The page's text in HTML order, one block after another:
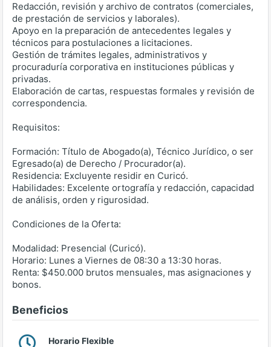
Redacción, revisión y archivo de contratos (comerciales,
de prestación de servicios y laborales).
Apoyo en la preparación de antecedentes legales y
técnicos para postulaciones a licitaciones.
Gestión de trámites legales, administrativos y
procuraduría corporativa en instituciones públicas y
privadas.
Elaboración de cartas, respuestas formales y revisión de
correspondencia.
Requisitos:
Formación: Título de Abogado(a), Técnico Jurídico, o ser
Egresado(a) de Derecho / Procurador(a).
Residencia: Excluyente residir en Curicó.
Habilidades: Excelente ortografía y redacción, capacidad
de análisis, orden y rigurosidad.
Condiciones de la Oferta:
Modalidad: Presencial (Curicó).
Horario: Lunes a Viernes de 08:30 a 13:30 horas.
Renta: $450.000 brutos mensuales, mas asignaciones y
bonos.
Beneficios
Horario Flexible